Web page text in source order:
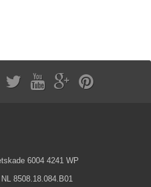
6004 4241 WP
8508.18.084.B01